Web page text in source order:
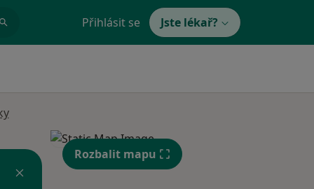
Přihlásit se Jste lékař?
Rozbalit mapu